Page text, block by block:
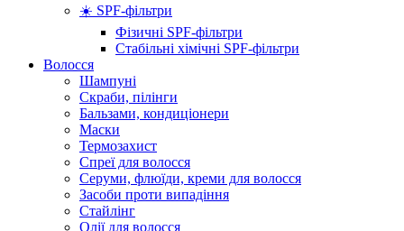
☀️ SPF-фільтри
Фізичні SPF-фільтри
Стабільні хімічні SPF-фільтри
Волосся
Шампуні
Скраби, пілінги
Бальзами, кондиціонери
Маски
Термозахист
Спреї для волосся
Серуми, флюїди, креми для волосся
Засоби проти випадіння
Стайлінг
Олії для волосся